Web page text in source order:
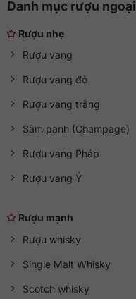
Danh mục rượu ngoại
Rượu nhẹ
Rượu vang
Rượu vang đỏ
Rượu vang trắng
Sâm panh (Champage)
Rượu vang Pháp
Rượu vang Ý
Rượu mạnh
Rượu whisky
Single Malt Whisky
Scotch whisky